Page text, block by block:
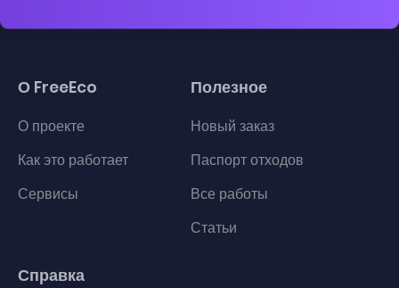
О FreeEco
О проекте
Как это работает
Сервисы
Полезное
Новый заказ
Паспорт отходов
Все работы
Статьи
Справка